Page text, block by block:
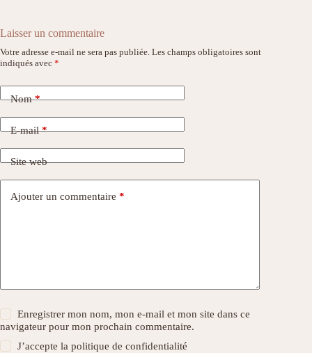
Laisser un commentaire
Votre adresse e-mail ne sera pas publiée. Les champs obligatoires sont
indiqués avec *
Nom*
E-mail*
Site web
Ajouter un commentaire *
Enregistrer mon nom, mon e-mail et mon site dans ce
navigateur pour mon prochain commentaire.
J’accepte lapolitique de confidentialité